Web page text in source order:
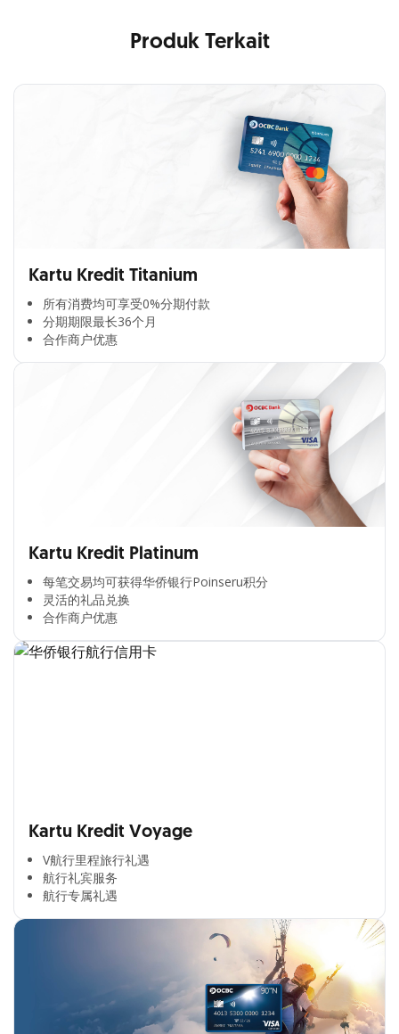
Produk Terkait
Kartu Kredit Titanium
所有消费均可享受0%分期付款​
分期期限最长36个月​
合作商户优惠​
Kartu Kredit Platinum
每笔交易均可获得华侨银行Poinseru积分​
灵活的礼品兑换​
合作商户优惠​
Kartu Kredit Voyage
V航行里程旅行礼遇
航行礼宾服务
航行专属礼遇